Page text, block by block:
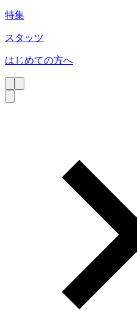
特集
スタッツ
はじめての方へ